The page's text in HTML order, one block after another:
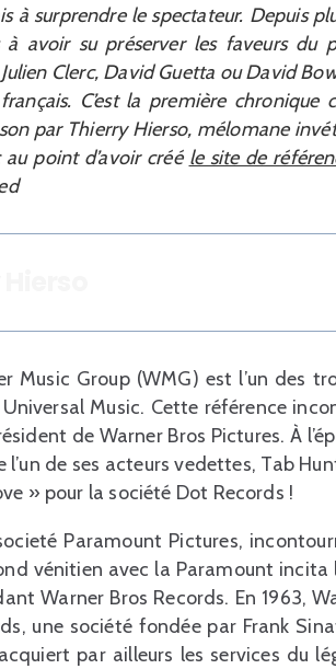
à surprendre le spectateur. Depuis
à avoir su préserver les faveurs du
Clerc, David Guetta ou David
C’est la première chronique
par Thierry Hierso, mélomane
point d’avoir créé le site de
Music Group (WMG) est l’un des
Music. Cette référence
de Warner Bros Pictures. À
l’un de ses acteurs vedettes, Tab
» pour la société Dot Records !
Paramount Pictures,
vénitien avec la Paramount incita
Warner Bros Records. En 1963,
une société fondée par Frank
par ailleurs les services du